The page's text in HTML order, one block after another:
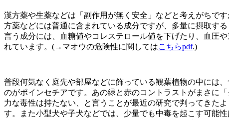
漢方薬や生薬などは「副作用が無く安全」などと考えがちで
方薬などには普通に含まれている成分ですが、多量に摂取す
言う成分には、血糖値やコレステロール値を下げたり、血圧
れています。(→マオウの危険性に関してはこちらpdf.)
普段何気なく庭先や部屋などに飾っている観葉植物の中には
のがポインセチアです。あの緑と赤のコントラストがまさに
力な毒性は持たない、と言うことが最近の研究で判ってきた
す。また小型犬や子犬などでは、少量でも中毒を起こす可能